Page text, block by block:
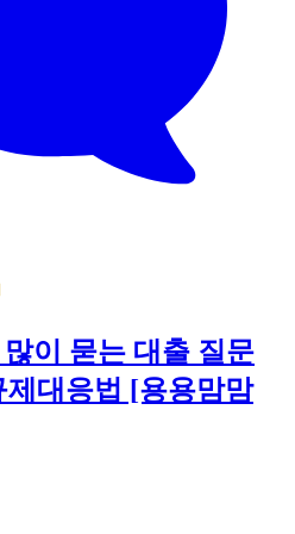
이 묻는 대출 질문
제대응법 [용용맘맘